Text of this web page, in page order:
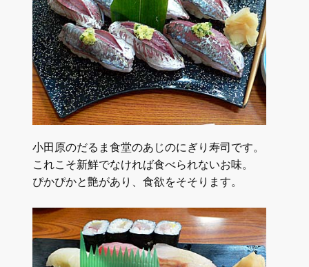
小田原のだるま食堂のあじのにぎり寿司です。
これこそ新鮮でなければ食べられないお味。
ぴかぴかと艶があり、食欲をそそります。